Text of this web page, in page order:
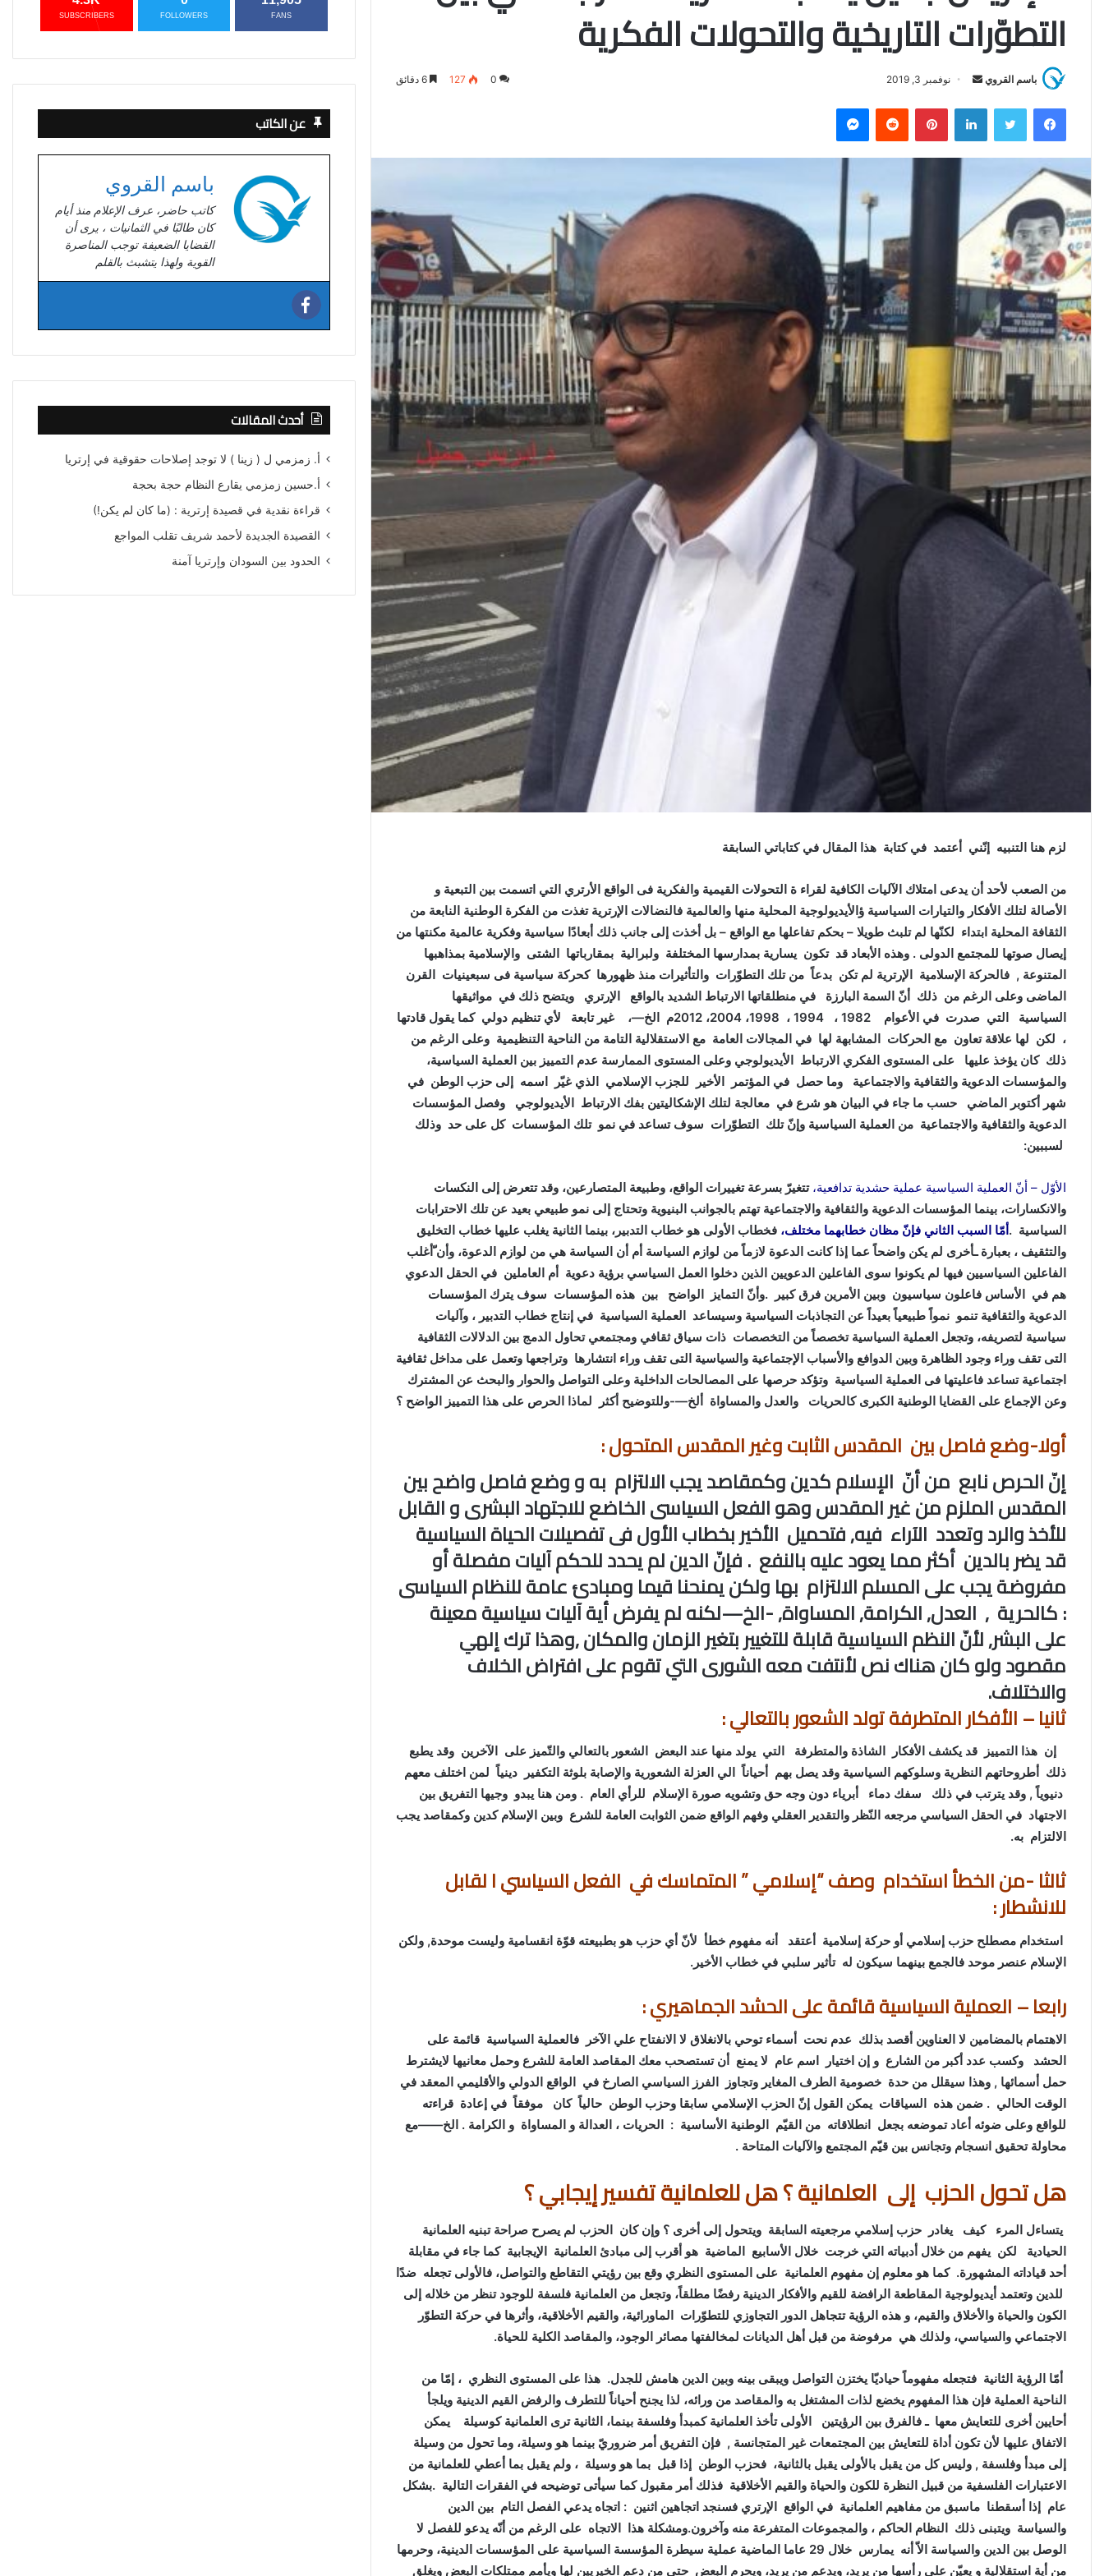
التطوّرات التاريخية والتحولات الفكرية
باسم القروي
س
ب
ا
ل
ت
ر
و
ي
ا
نوفمبر 3, 2019 0
127
فيسبوك لينكدإن بينتيريست
لزم هنا التنبيه إنّني أعتمد في كتابة هذا المقال في كتاباتي السابقة
من الصعب لأحد أن يدعى امتلاك الآليات الكافية لقراء ة التحولات القيمية والفكرية فى الواقع الأرتري التي اتسمت بين التبعية و
الأصالة لتلك الأفكار والتيارات السياسية ؤالأيديولوجية المحلية منها والعالمية فالنضالات الإرترية تغذت من الفكرة الوطنية النابعة من
الثقافة المحلية ابتداء لكنّها لم تلبث طويلا – بحكم تفاعلها مع الواقع – بل أخذت إلى جانب ذلك أبعادًا سياسية وفكرية عالمية مكنتها من
إيصال صوتها للمجتمع الدولى . وهذه الأبعاد قد تكون يسارية بمدارسها المختلفة ولبرالية بمقارباتها الشتى والإسلامية بمذاهبها
المتنوعة , فالحركة الإسلامية الإرترية لم تكن بدعاً من تلك التطوّرات والتأثيرات منذ ظهورها كحركة سياسية فى سبعينيات القرن
الماضى وعلى الرغم من ذلك أنّ السمة البارزة في منطلقاتها الارتباط الشديد بالواقع الإرتري ويتضح ذلك في مواثيقها
السياسية التي صدرت في الأعوام 1982 ، 1994 ، 1998، 2004، 2012م الخ—، غير تابعة لأي تنظيم دولي كما يقول قادتها
، لكن لها علاقة تعاون مع الحركات المشابهة لها في المجالات العامة مع الاستقلالية التامة من الناحية التنظيمية وعلى الرغم من
ذلك كان يؤخذ عليها على المستوى الفكري الارتباط الأيديولوجي وعلى المستوى الممارسة عدم التمييز بين العملية السياسية،
والمؤسسات الدعوية والثقافية والاجتماعية وما حصل في المؤتمر الأخير للجزب الإسلامي الذي غيّر اسمه إلى حزب الوطن في
شهر أكتوبر الماضي حسب ما جاء في البيان هو شرع في معالجة لتلك الإشكاليتين بفك الارتباط الأيديولوجي وفصل المؤسسات
الدعوية والثقافية والاجتماعية من العملية السياسية وإنّ تلك التطوّرات سوف تساعد في نمو تلك المؤسسات كل على حد وذلك
لسببين:
الأوّل – أنّ العملية السياسية عملية حشدية تدافعية، تتغيرّ بسرعة تغييرات الواقع، وطبيعة المتصارعين، وقد تتعرض إلى النكسات
والانكسارات، بينما المؤسسات الدعوية والثقافية والاجتماعية تهتم بالجوانب البنيوية وتحتاج إلى نمو طبيعي بعيد عن تلك الاحترابات
السياسية .أمّا السبب الثاني فإنّ مظان خطابهما مختلف، فخطاب الأولى هو خطاب التدبير، بينما الثانية يغلب عليها خطاب التخليق
والتثقيف ، بعبارة ـأخرى لم يكن واضحاً عما إذا كانت الدعوة لازماً من لوازم السياسة أم أن السياسة هي من لوازم الدعوة، وأن ّأغلب
الفاعلين السياسيين فيها لم يكونوا سوى الفاعلين الدعويين الذين دخلوا العمل السياسي برؤية دعوية أم العاملين في الحقل الدعوي
هم في الأساس فاعلون سياسيون وبين الأمرين فرق كبير .وأنّ التمايز الواضح بين هذه المؤسسات سوف يترك المؤسسات
الدعوية والثقافية تنمو نمواً طبيعياً بعيداً عن التجاذبات السياسية وسيساعد العملية السياسية في إنتاج خطاب التدبير ، وآليات
سياسية لتصريفه، وتجعل العملية السياسية تخصصاً من التخصصات ذات سياق ثقافي ومجتمعي تحاول الدمج بين الدلالات الثقافية
التى تقف وراء وجود الظاهرة وبين الدوافع والأسباب الإجتماعية والسياسية التى تقف وراء انتشارها وتراجعها وتعمل على مداخل ثقافية
اجتماعية تساعد فاعليتها فى العملية السياسية وتؤكد حرصها على المصالحات الداخلية وعلى التواصل والحوار والبحث عن المشترك
وعن الإجماع على القضايا الوطنية الكبرى كالحريات والعدل والمساواة ألخ—-وللتوضيح أكثر لماذا الحرص على هذا التمييز الواضح ؟
أولا-وضع فاصل بين المقدس الثابت وغير المقدس المتحول :
إنّ الحرص نابع من أنّ الإسلام كدين وكمقاصد يجب الالتزام به و وضع فاصل واضح بين
المقدس الملزم من غير المقدس وهو الفعل السياسى الخاضع للاجتهاد البشرى و القابل
للأخذ والرد وتعدد الآراء فيه, فتحميل الأخير بخطاب الأول فى تفصيلات الحياة السياسية
قد يضر بالدين أكثر مما يعود عليه بالنفع . فإنّ الدين لم يحدد للحكم آليات مفصلة أو
مفروضة يجب على المسلم الالتزام بها ولكن يمنحنا قيما ومبادئ عامة للنظام السياسى
: كالحرية , العدل, الكرامة, المساواة, -الخ—لكنه لم يفرض أية آليات سياسية معينة
على البشر, لأنّ النظم السياسية قابلة للتغيير بتغير الزمان والمكان ,وهذا ترك إلهي
مقصود ولو كان هناك نص لأنتفت معه الشورى التي تقوم على افتراض الخلاف
والاختلاف.
ثانيا – الأفكار المتطرفة تولد الشعور بالتعالي :
إن هذا التمييز قد يكشف الأفكار الشاذة والمتطرفة التي يولد منها عند البعض الشعور بالتعالي والتّميز على الآخرين وقد يطبع
ذلك أطروحاتهم النظرية وسلوكهم السياسية وقد يصل بهم أحياناً الي العزلة الشعورية والإصابة بلوثة التكفير دينياً لمن اختلف معهم
دنيوياً , وقد يترتب في ذلك سفك دماء أبرياء دون وجه حق وتشويه صورة الإسلام للرأي العام . ومن هنا يبدو وجيها التفريق بين
الاجتهاد في الحقل السياسي مرجعه النّظر والتقدير العقلي وفهم الواقع ضمن الثوابت العامة للشرع وبين الإسلام كدين وكمقاصد يجب
الالتزام به.
ثالثا -من الخطأ استخدام وصف “إسلامي ” المتماسك في الفعل السياسي ا لقابل
للانشطار :
استخدام مصطلح حزب إسلامي أو حركة إسلامية أعتقد أنه مفهوم خطأ لأنّ أي حزب هو بطبيعته قوّة انقسامية وليست موحدة, ولكن
الإسلام عنصر موحد فالجمع بينهما سيكون له تأثير سلبي في خطاب الأخير.
رابعا – العملية السياسية قائمة على الحشد الجماهيري :
الاهتمام بالمضامين لا العناوين أقصد بذلك عدم نحت أسماء توحي بالانغلاق لا الانفتاح علي الآخر فالعملية السياسية قائمة على
الحشد وكسب عدد أكبر من الشارع و إن اختيار اسم عام لا يمنع أن تستصحب معك المقاصد العامة للشرع وحمل معانيها لايشترط
حمل أسمائها , وهذا سيقلل من حدة خصومية الطرف المغاير وتجاوز الفرز السياسي الصارخ في الواقع الدولي والأقليمي المعقد في
الوقت الحالي . ضمن هذه السياقات يمكن القول إنّ الحزب الإسلامي سابقا وحزب الوطن حالياً كان موفقاً في إعادة قراءته
للواقع وعلى ضوئه أعاد تموضعه بجعل انطلاقاته من القيّم الوطنية الأساسية : الحريات ، العدالة و المساواة و الكرامة . الخ——مع
محاولة تحقيق انسجام وتجانس بين قيّم المجتمع والآليات المتاحة .
هل تحول الحزب إلى العلمانية ؟ هل للعلمانية تفسير إيجابي ؟
يتساءل المرء كيف يغادر حزب إسلامي مرجعيته السابقة ويتحول إلى أخرى ؟ وإن كان الحزب لم يصرح صراحة تبنيه العلمانية
الحيادية لكن يفهم من خلال أدبياته التي خرجت خلال الأسابيع الماضية هو أقرب إلى مبادئ العلمانية الإيجابية كما جاء في مقابلة
أحد قياداته المشهورة. كما هو معلوم إن مفهوم العلمانية على المستوى النظري وقع بين رؤيتي التقاطع والتواصل، فالأولى تجعله ضدًا
للدين وتعتمد أيديولوجية المقاطعة الرافضة للقيم والأفكار الدينية رفضًا مطلقاً، وتجعل من العلمانية فلسفة للوجود تنظر من خلاله إلى
الكون والحياة والأخلاق والقيم، و هذه الرؤية تتجاهل الدور التجاوزي للتطوّرات الماورائية، والقيم الأخلاقية، وأثرها في حركة التطوّر
الاجتماعي والسياسي، ولذلك هي مرفوضة من قبل أهل الديانات لمخالفتها مصائر الوجود، والمقاصد الكلية للحياة.
أمّا الرؤية الثانية فتجعله مفهوماً حياديّا يختزن التواصل ويبقى بينه وبين الدين هامش للجدل. هذا على المستوى النظري ، إمّا من
الناحية العملية فإن هذا المفهوم يخضع لذات المشتغل به والمقاصد من ورائه، لذا يجنح أحياناً للتطرف والرفض القيم الدينية ويلجأ
أحايين أخرى للتعايش معها ـ فالفرق بين الرؤيتين الأولى تأخذ العلمانية كمبدأ وفلسفة بينما، الثانية ترى العلمانية كوسيلة يمكن
الاتفاق عليها لأن تكون أداة للتعايش بين المجتمعات غير المتجانسة , فإن التفريق أمر ضروريّ بينما هو وسيلة، وما تحول من وسيلة
إلى مبدأ وفلسفة , وليس كل من يقبل بالأولى يقبل بالثانية، فحزب الوطن إذا قبل بما هو وسيلة ، ولم يقبل بما أعطي للعلمانية من
الاعتبارات الفلسفية من قبيل النظرة للكون والحياة والقيم الأخلاقية فذلك أمر مقبول كما سيأتى توضيحه في الفقرات التالية .بشكل
عام إذا أسقطنا ماسبق من مفاهيم العلمانية في الواقع الإرتري فسنجد اتجاهين اثنين : اتجاه يدعي الفصل التام بين الدين
والسياسة ويتبنى ذلك النظام الحاكم ، والمجموعات المتفرعة منه وآخرون.ومشكلة هذا الاتجاه على الرغم من أنّه يدعو للفصل لا
الوصل بين الدين والسياسة الاّ أنه يمارس خلال 29 عاما الماضية عملية سيطرة المؤسسة السياسية على المؤسسات الدينية، وحرمها
من أية استقلالية و يعيّن على رأسها من يريد، ويدعم من يريد، ويحرم البعض حتى من دعم الخيريين لها ويأمم ممتلكات البعض ويغلق
FANS
FOLLOWERS
SUBSCRIBERS
عن الكاتب
باسم القروي
كاتب حاضر، عرف الإعلام منذ أيام
كان طالبًا في الثمانيات ، يرى أن
القضايا الضعيفة توجب المناصرة
القوية ولهذا يتشبث بالقلم
أحدث المقالات
أ. زمزمي ل ( زينا ) لا توجد إصلاحات حقوقية في إرتريا
أ.حسين زمزمي يقارع النظام حجة بحجة
قراءة نقدية في قصيدة إرترية : (ما كان لم يكن!)
القصيدة الجديدة لأحمد شريف تقلب المواجع
الحدود بين السودان وإرتريا آمنة